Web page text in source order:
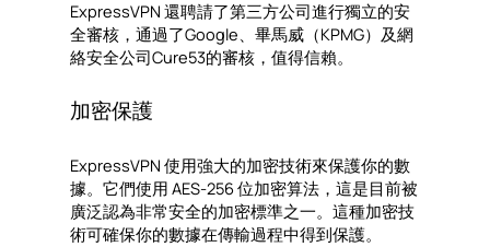
ExpressVPN 還聘請了第三方公司進行獨立的安
全審核，通過了Google、畢馬威（KPMG）及網
絡安全公司Cure53的審核，值得信賴。
加密保護
ExpressVPN 使用強大的加密技術來保護你的數
據。它們使用 AES-256 位加密算法，這是目前被
廣泛認為非常安全的加密標準之一。這種加密技
術可確保你的數據在傳輸過程中得到保護。